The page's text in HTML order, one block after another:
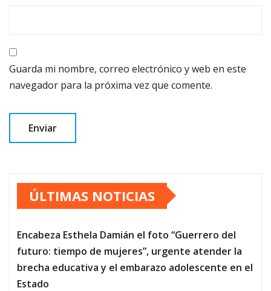
Guarda mi nombre, correo electrónico y web en este
navegador para la próxima vez que comente.
ÚLTIMAS NOTICIAS
Encabeza Esthela Damián el foto “Guerrero del
futuro: tiempo de mujeres”, urgente atender la
brecha educativa y el embarazo adolescente en el
Estado